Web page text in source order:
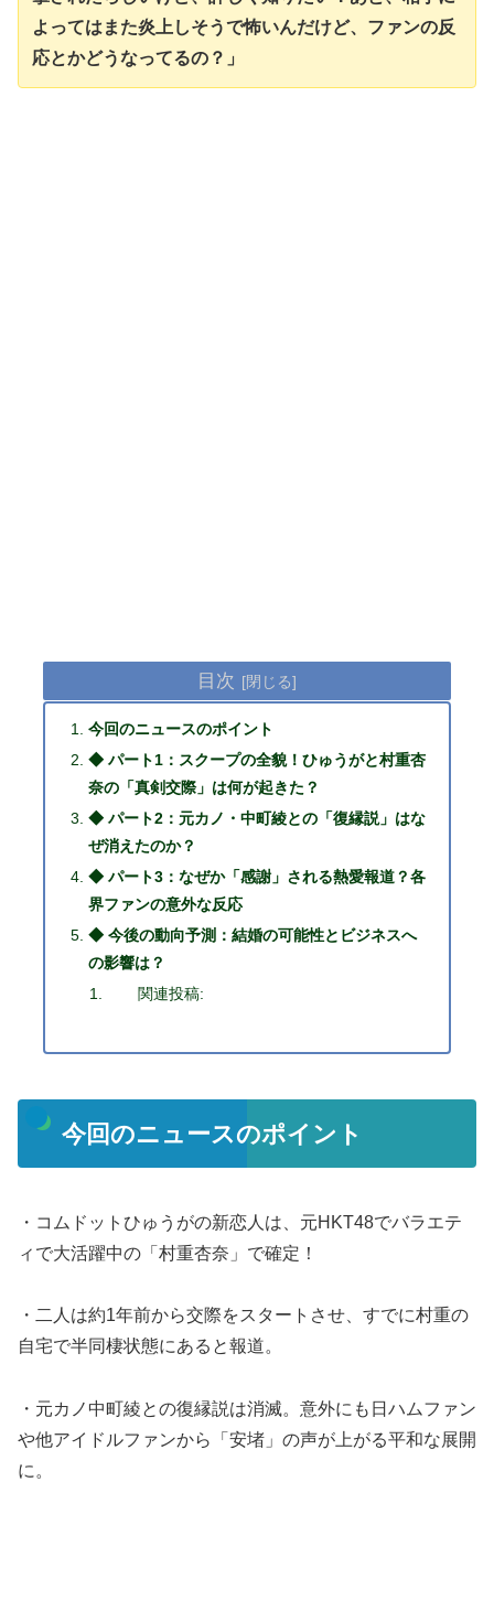
よってはまた炎上しそうで怖いんだけど、ファンの反
応とかどうなってるの？」
目次
今回のニュースのポイント
◆ パート1：スクープの全貌！ひゅうがと村重杏
奈の「真剣交際」は何が起きた？
◆ パート2：元カノ・中町綾との「復縁説」はな
ぜ消えたのか？
◆ パート3：なぜか「感謝」される熱愛報道？各
界ファンの意外な反応
◆ 今後の動向予測：結婚の可能性とビジネスへ
の影響は？
関連投稿:
今回のニュースのポイント
・コムドットひゅうがの新恋人は、元HKT48でバラエテ
ィで大活躍中の「村重杏奈」で確定！
・二人は約1年前から交際をスタートさせ、すでに村重の
自宅で半同棲状態にあると報道。
・元カノ中町綾との復縁説は消滅。意外にも日ハムファン
や他アイドルファンから「安堵」の声が上がる平和な展開
に。